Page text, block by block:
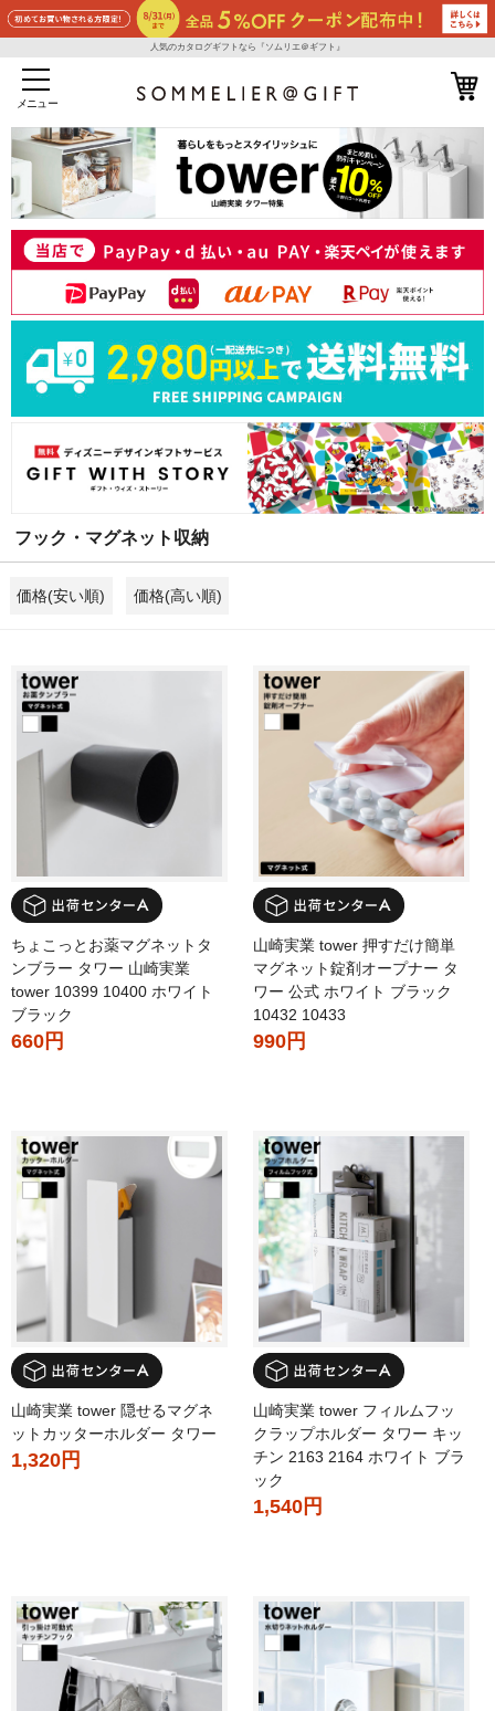
人気のカタログギフトなら『ソムリエ＠ギフト』
メニュー
フック・マグネット収納
価格(安い順) 価格(高い順)
ちょこっとお薬マグネットタ
ンブラー タワー 山崎実業
tower 10399 10400 ホワイト
ブラック
660円
山崎実業 tower 押すだけ簡単
マグネット錠剤オープナー タ
ワー 公式 ホワイト ブラック
10432 10433
990円
山崎実業 tower 隠せるマグネ
ットカッターホルダー タワー
1,320円
山崎実業 tower フィルムフッ
クラップホルダー タワー キッ
チン 2163 2164 ホワイト ブラ
ック
1,540円